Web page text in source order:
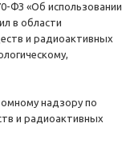
ФЗ «Об использовании
в области
и радиоактивных
надзору по
и радиоактивных